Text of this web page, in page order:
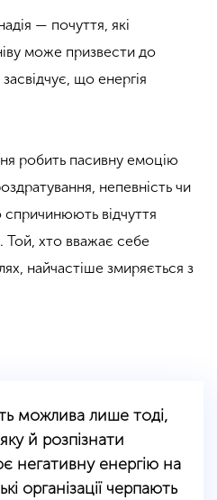
— почуття, які
може призвести до
що енергія
робить пасивну емоцію
непевність чи
спричинюють відчуття
Той, хто вважає себе
найчастіше змиряється з
можлива лише тоді,
й розпізнати
негативну енергію на
організації черпають